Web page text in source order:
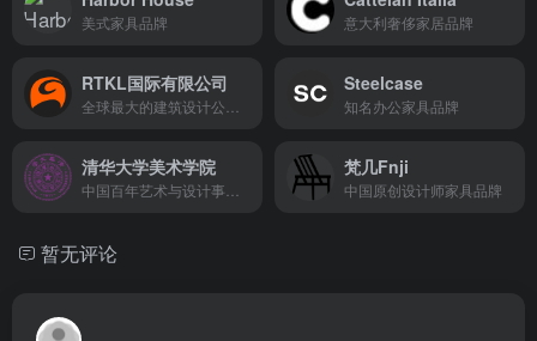
美式家具品牌 意大利奢侈家居品牌
RTKL国际有限公司 Steelcase
知名办公家具品牌
清华大学美术学院 梵几Fnji
中国原创设计师家具品牌
暂无评论